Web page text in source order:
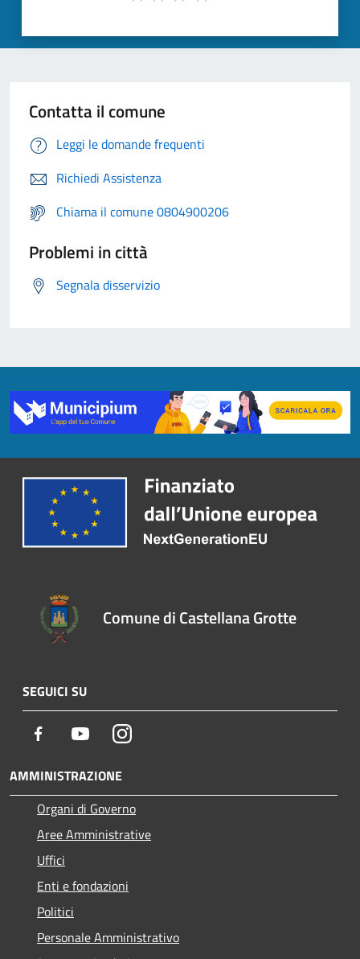
Contatta il comune
Leggi le domande frequenti
Richiedi Assistenza
Chiama il comune 0804900206
Problemi in città
Segnala disservizio
Comune di Castellana Grotte
SEGUICI SU
Facebook YoutubeInstagram
AMMINISTRAZIONE
Organi di Governo
Aree Amministrative
Uffici
Enti e fondazioni
Politici
Personale Amministrativo